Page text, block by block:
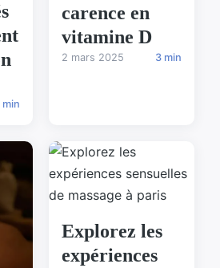
min
carence en
vitamine D
2 mars 2025 3 min
Explorez les
expériences